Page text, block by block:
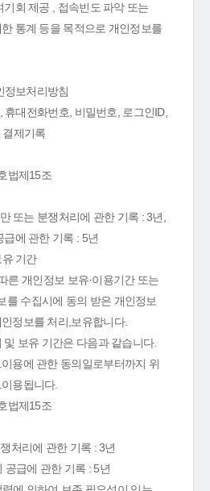
회 제공 , 접속빈도 파악 또는
통계 등을 목적으로 개인정보를
정보처리방침
대전화번호, 비밀번호, 로그인ID,
결제기록
법제15조
또는 분쟁처리에 관한 기록 : 3년,
에 관한 기록 : 5년
기간
른 개인정보 보유·이용기간 또는
를 수집시에 동의 받은 개인정보
정보를 처리,보유합니다.
보유 기간은 다음과 같습니다.
용에 관한 동의일로부터까지 위
용됩니다.
법제15조
처리에 관한 기록 : 3년
공급에 관한 기록 : 5년